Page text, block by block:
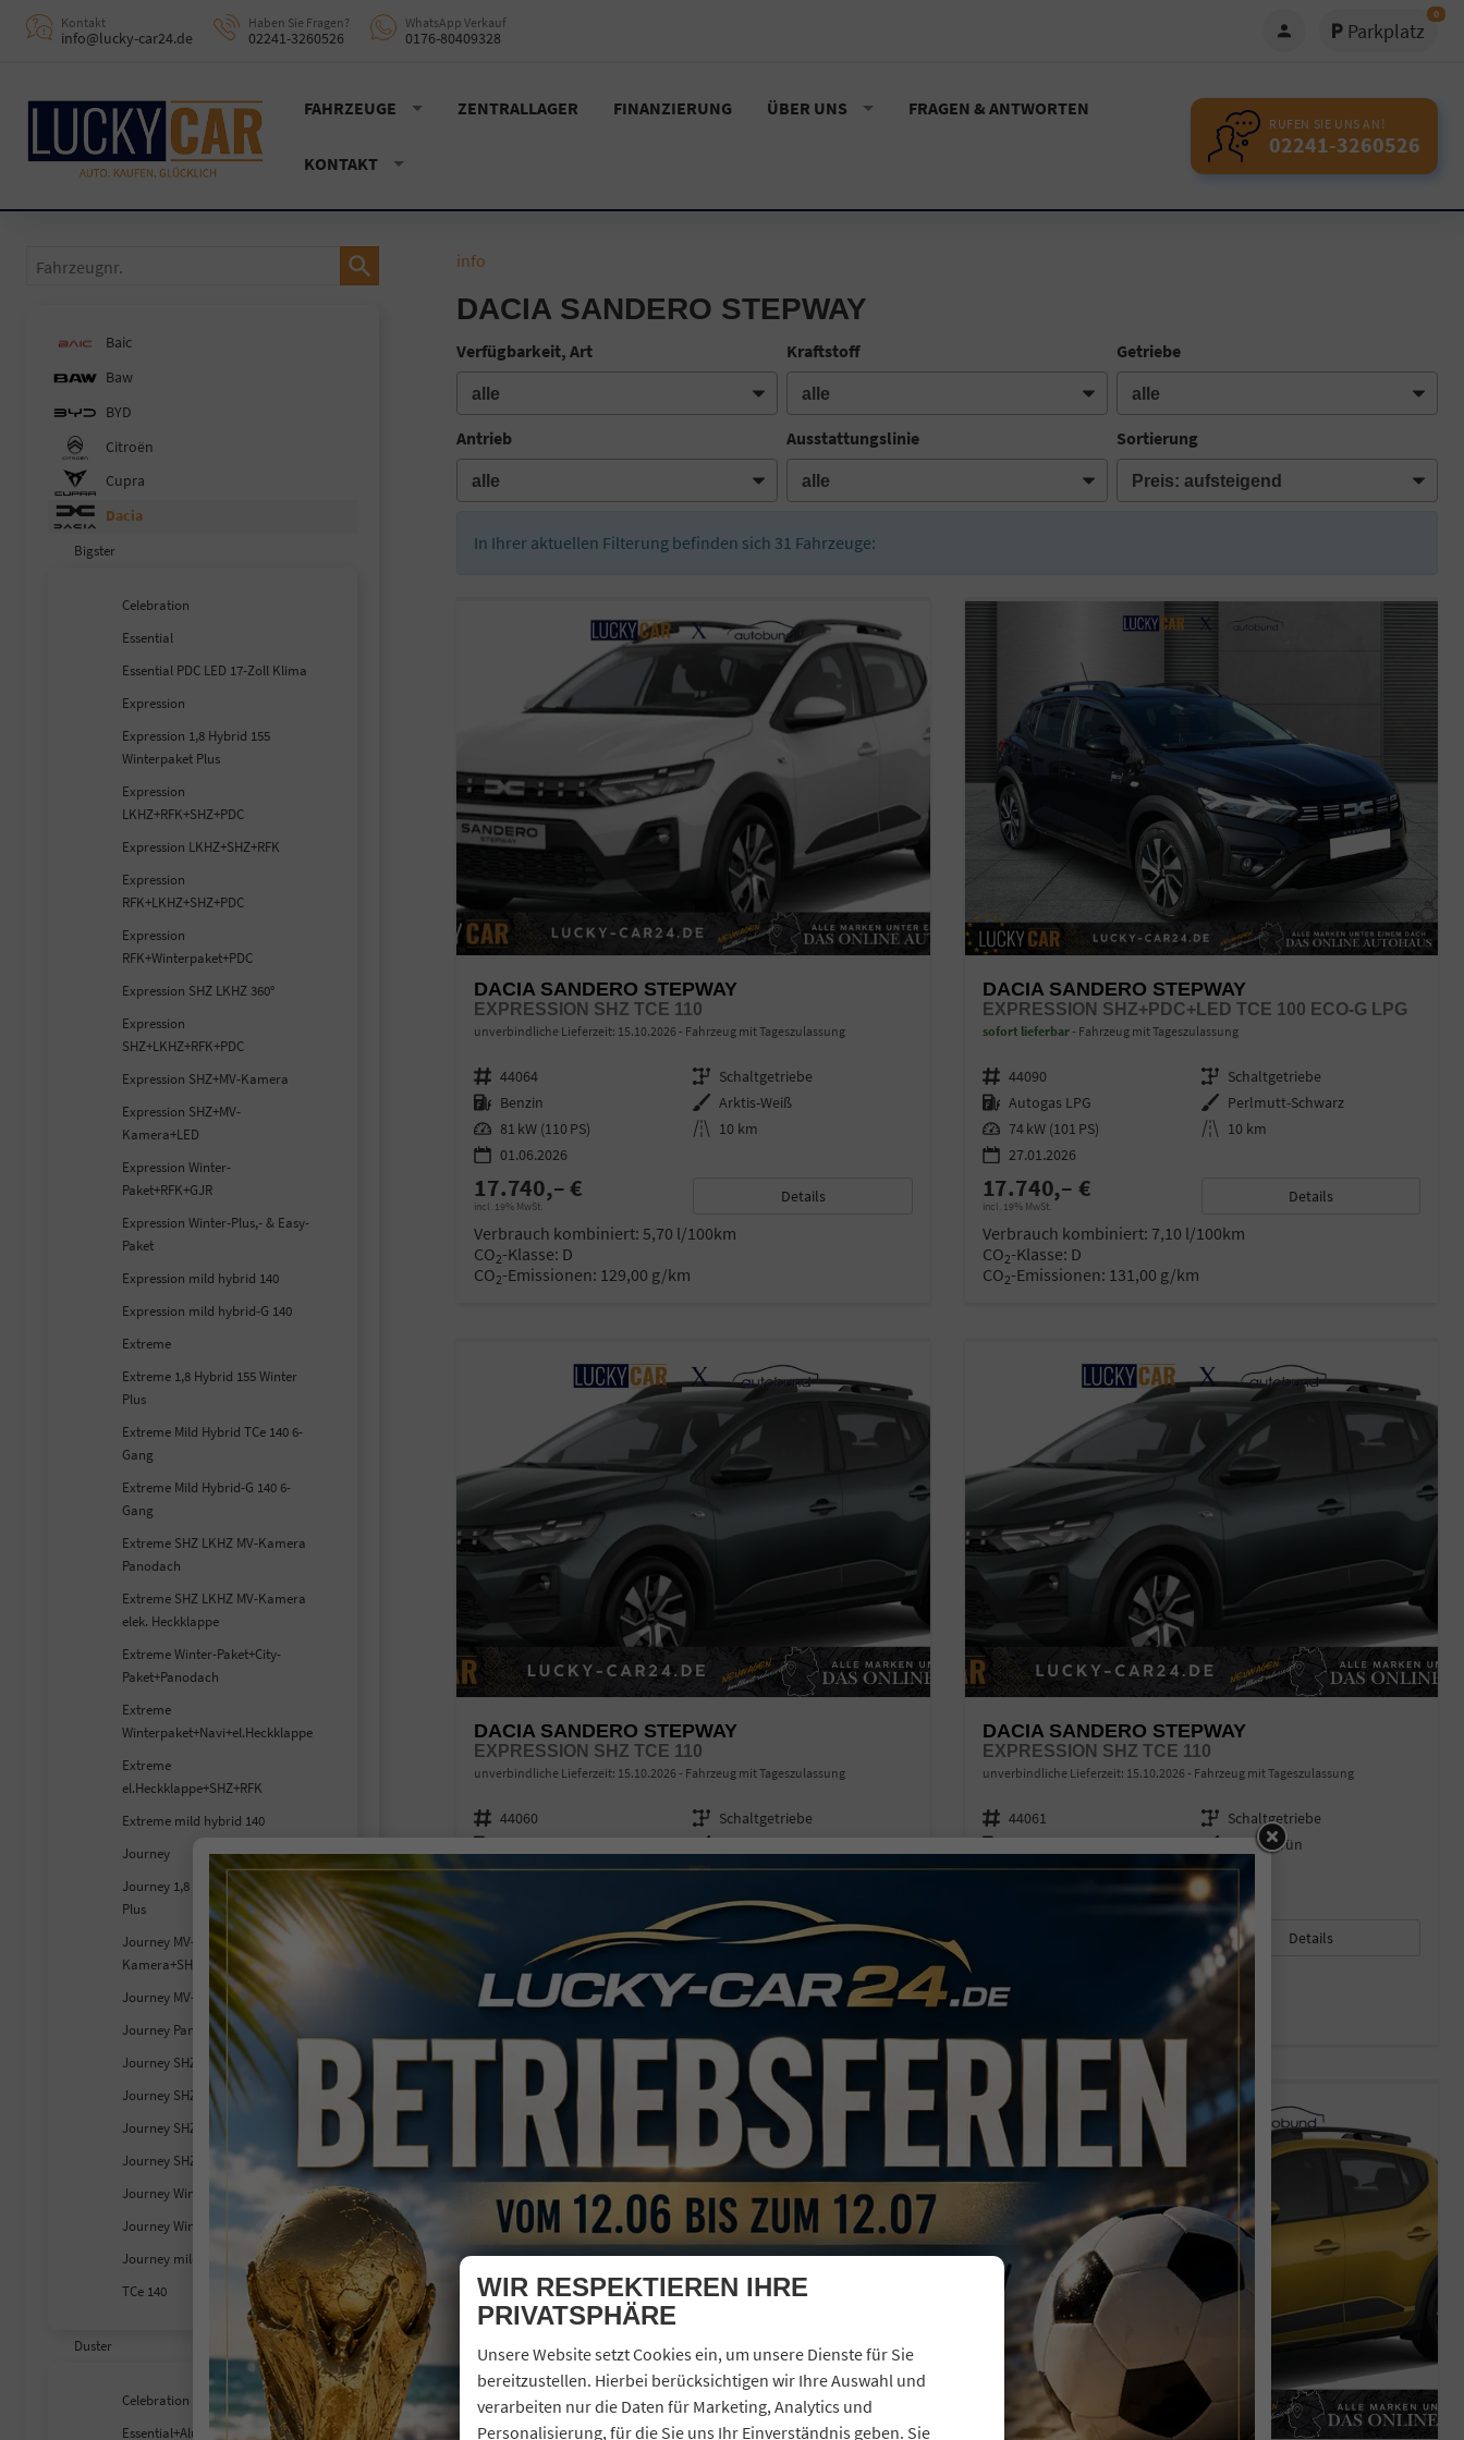
Kontakt
info@lucky-car24.de
Haben Sie Fragen?
02241-3260526
WhatsApp Verkauf
0176-80409328 Parkplatz
0
FAHRZEUGE ZENTRALLAGER FINANZIERUNG ÜBER UNS FRAGEN & ANTWORTEN
KONTAKT
RUFEN SIE UNS AN!
02241-3260526
info
DACIA SANDERO STEPWAY
Verfügbarkeit, Art Kraftstoff Getriebe
Antrieb Ausstattungslinie Sortierung
In Ihrer aktuellen Filterung befinden sich 31 Fahrzeuge:
DACIA SANDERO STEPWAY
EXPRESSION SHZ TCE 110
unverbindliche Lieferzeit: 15.10.2026 Fahrzeug mit Tageszulassung
Fahrzeugnr. 44064 Getriebe Schaltgetriebe
Kraftstoff Benzin Außenfarbe Arktis-Weiß
Leistung 81 kW (110 PS) Kilometerstand 10 km
01.06.2026
17.740,– €
incl. 19% MwSt.
Details
Verbrauch kombiniert: 5,70 l/100km
CO2-Klasse: D
CO2-Emissionen: 129,00 g/km
DACIA SANDERO STEPWAY
EXPRESSION SHZ+PDC+LED TCE 100 ECO-G LPG
sofort lieferbar Fahrzeug mit Tageszulassung
Fahrzeugnr. 44090 Getriebe Schaltgetriebe
Kraftstoff Autogas LPG Außenfarbe Perlmutt-Schwarz
Leistung 74 kW (101 PS) Kilometerstand 10 km
27.01.2026
17.740,– €
incl. 19% MwSt.
Details
Verbrauch kombiniert: 7,10 l/100km
CO2-Klasse: D
CO2-Emissionen: 131,00 g/km
DACIA SANDERO STEPWAY
EXPRESSION SHZ TCE 110
unverbindliche Lieferzeit: 15.10.2026 Fahrzeug mit Tageszulassung
Fahrzeugnr. 44060 Getriebe Schaltgetriebe
Kraftstoff
Außenfarbe
Leistung 81 kW (110 PS) Kilometerstand10 km
18.140,– € Details
Verbrauch kombiniert:5,70 l/100km
CO2-Klasse:D
DACIA SANDERO STEPWAY
EXPRESSION SHZ TCE 110
unverbindliche Lieferzeit: 15.10.2026 Fahrzeug mit Tageszulassung
Fahrzeugnr. 44061 Getriebe Schaltgetriebe
Kraftstoff
Außenfarbe
Zeder-Grün
Leistung 81 kW (110 PS) Kilometerstand10 km
Details
5,70 l/100km
CO2-Klasse:
Fahrzeugnr.
Baic
Baw
BYD
Citroën
Cupra
Dacia
Bigster
Celebration
Essential
Essential PDC LED 17-Zoll Klima
Expression
Expression 1,8 Hybrid 155
Winterpaket Plus
Expression
LKHZ+RFK+SHZ+PDC
Expression LKHZ+SHZ+RFK
Expression
RFK+LKHZ+SHZ+PDC
Expression
RFK+Winterpaket+PDC
Expression SHZ LKHZ 360°
Expression
SHZ+LKHZ+RFK+PDC
Expression SHZ+MV-Kamera
Expression SHZ+MV-
Kamera+LED
Expression Winter-
Paket+RFK+GJR
Expression Winter-Plus,- & Easy-
Paket
Expression mild hybrid 140
Expression mild hybrid-G 140
Extreme
Extreme 1,8 Hybrid 155 Winter
Plus
Extreme Mild Hybrid TCe 140 6-
Gang
Extreme Mild Hybrid-G 140 6-
Gang
Extreme SHZ LKHZ MV-Kamera
Panodach
Extreme SHZ LKHZ MV-Kamera
elek. Heckklappe
Extreme Winter-Paket+City-
Paket+Panodach
Extreme
Winterpaket+Navi+el.Heckklappe
Extreme
el.Heckklappe+SHZ+RFK
Extreme mild hybrid 140
Journey
Journey 1,8 Hybrid 155 Winter
Plus
Journey MV-
Kamera+SHZ+Carplay
Journey MV-Kamera+SHZ+LED
Journey Panodach+SHZ+LKHZ
Journey SHZ+LKHZ+RFK
Journey SHZ+MV-Kamera
Journey SHZ+MV-Kamera+LED
Journey SHZ+RFK+LED
Journey Winter- & City-Paket
Journey Winter-Plus-Paket
Journey mild hybrid 140
TCe 140
Duster
Celebration
Essential+Alu+GJR+Klima+PDC
WIR RESPEKTIEREN IHRE
PRIVATSPHÄRE
Unsere Website setzt Cookies ein, um unsere Dienste für Sie
bereitzustellen. Hierbei berücksichtigen wir Ihre Auswahl und
verarbeiten nur die Daten für Marketing, Analytics und
Personalisierung, für die Sie uns Ihr Einverständnis geben. Sie